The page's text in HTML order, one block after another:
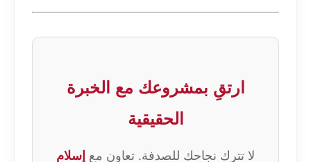
ارتقِ بمشروعك مع الخبرة
الحقيقية
لا تترك نجاحك للصدفة. تعاون مع إسلام